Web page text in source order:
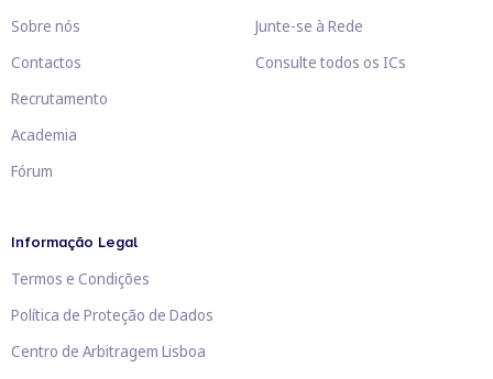
Sobre nós
Contactos
Recrutamento
Academia
Fórum
Junte-se à Rede
Consulte todos os ICs
Informação Legal
Termos e Condições
Política de Proteção de Dados
Centro de Arbitragem Lisboa